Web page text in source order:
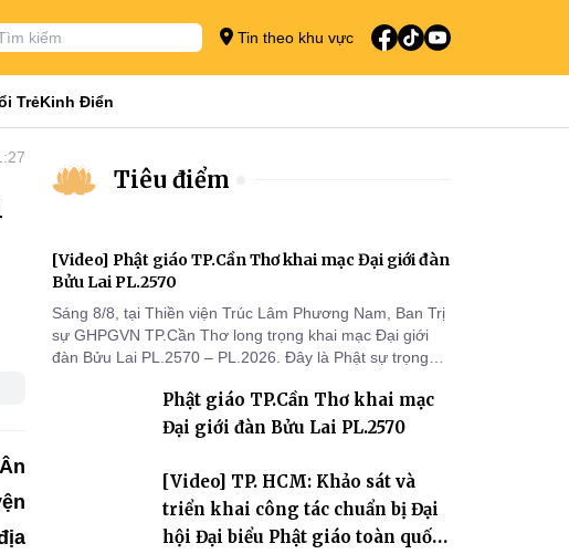
Tin theo khu vực
TrẻKinh Điển
Tiêu điểm
[Video] Phật giáo TP.Cần Thơ khai mạc Đại giới đàn
Bửu Lai PL.2570
Sáng 8/8, tại Thiền viện Trúc Lâm Phương Nam, Ban Trị
sự GHPGVN TP.Cần Thơ long trọng khai mạc Đại giới
đàn Bửu Lai PL.2570 – PL.2026. Đây là Phật sự trọng
của Đại hội Phật giáo thành phố lần thứ I, thể hiện sự
quan tâm đối với công tác truyền giới, đào tạo Tăng tài
Phật giáo TP.Cần Thơ khai mạc
Đại giới đàn Bửu Lai PL.2570
[Video] TP. HCM: Khảo sát và
triển khai công tác chuẩn bị Đại
hội Đại biểu Phật giáo toàn quốc